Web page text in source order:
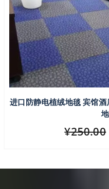
进口防静电植绒地毯 宾馆
¥250.00